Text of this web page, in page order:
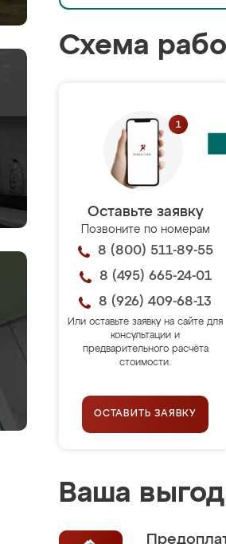
Схема
Оставьте заявку
Позвоните по номерам
8 (800) 511-89-55
8 (495) 665-24-01
8 (926) 409-68-13
Или оставьте заявку на сайте для
консультации и
предварительного расчёта
стоимости.
ОСТАВИТЬ ЗАЯВКУ
Ваша